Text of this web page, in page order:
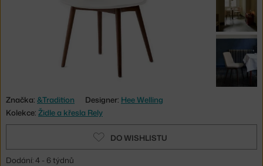
Značka: &Tradition Designer: Hee Welling
Kolekce: Židle a křesla Rely
DO WISHLISTU
Dodání: 4 - 6 týdnů